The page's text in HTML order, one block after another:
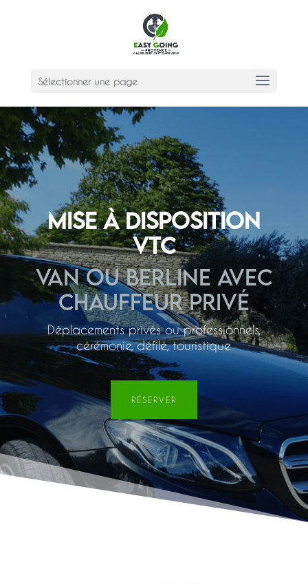
Sélectionner une page
Mise à disposition
VTC
VAN ou BERLINE avec
chauffeur PRIVé
Déplacements privés ou professionnels,
cérémonie, défilé, touristique
RÉSERVER